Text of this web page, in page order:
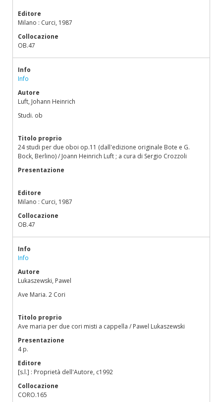
Editore
Milano : Curci, 1987
Collocazione
OB.47
Info
Info
Autore
Luft, Johann Heinrich
Studi. ob
Titolo proprio
24 studi per due oboi op.11 (dall'edizione originale Bote e G.
Bock, Berlino) / Joann Heinrich Luft ; a cura di Sergio Crozzoli
Presentazione
Editore
Milano : Curci, 1987
Collocazione
OB.47
Info
Info
Autore
Lukaszewski, Pawel
Ave Maria. 2 Cori
Titolo proprio
Ave maria per due cori misti a cappella / Pawel Lukaszewski
Presentazione
4 p.
Editore
[s.l.] : Proprietà dell'Autore, c1992
Collocazione
CORO.165